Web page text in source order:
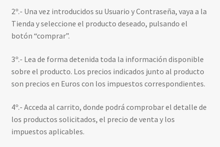
Condiciones de contratación
2º.- Una vez introducidos su Usuario y Contraseña, vaya a la
Tienda y seleccione el producto deseado, pulsando el
botón “comprar”.
3º.- Lea de forma detenida toda la información disponible
sobre el producto. Los precios indicados junto al producto
son precios en Euros con los impuestos correspondientes.
4º.- Acceda al carrito, donde podrá comprobar el detalle de
los productos solicitados, el precio de venta y los
impuestos aplicables.